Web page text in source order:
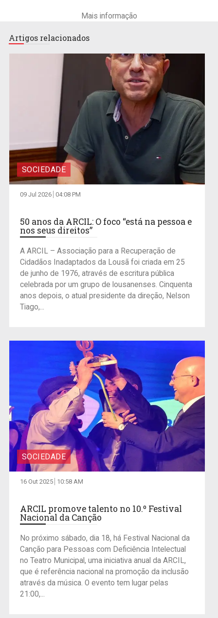
Mais informação
Artigos relacionados
SOCIEDADE
09 Jul 2026 04:08 PM
50 anos da ARCIL: O foco “está na pessoa e
nos seus direitos”
A ARCIL – Associação para a Recuperação de
Cidadãos Inadaptados da Lousã foi criada em 25
de junho de 1976, através de escritura pública
celebrada por um grupo de lousanenses. Cinquenta
anos depois, o atual presidente da direção, Nelson
Tiago,...
SOCIEDADE
16 Out 2025 10:58 AM
ARCIL promove talento no 10.º Festival
Nacional da Canção
No próximo sábado, dia 18, há Festival Nacional da
Canção para Pessoas com Deficiência Intelectual
no Teatro Municipal, uma iniciativa anual da ARCIL,
que é referência nacional na promoção da inclusão
através da música. O evento tem lugar pelas
21:00,...